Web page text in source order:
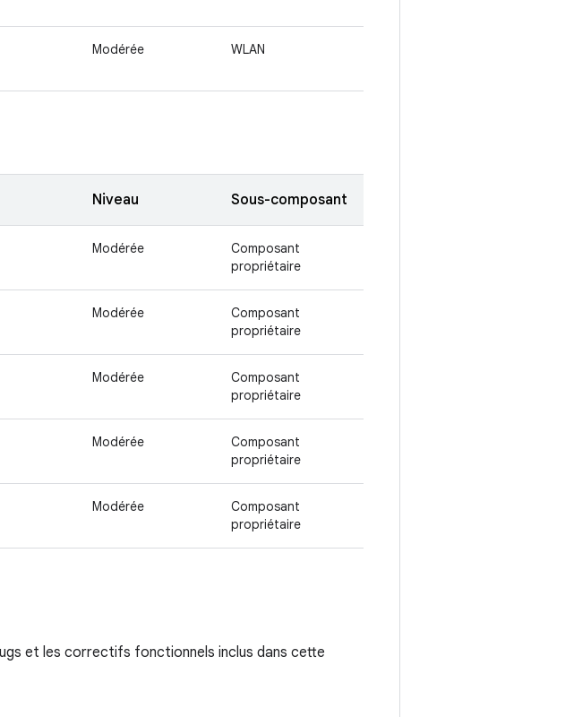
Modérée WLAN
Niveau Sous-composant
Modérée
Composant
propriétaire
Modérée
Composant
propriétaire
Modérée
Composant
propriétaire
Modérée
Composant
propriétaire
Modérée
Composant
propriétaire
et les correctifs fonctionnels inclus dans cette